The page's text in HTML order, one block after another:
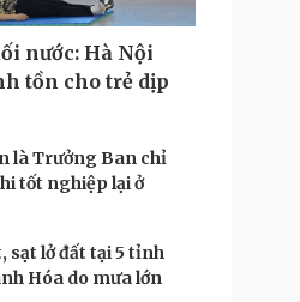
nước: Hà Nội
tồn cho trẻ dịp
là Trưởng Ban chỉ
tốt nghiệp lại ở
sạt lở đất tại 5 tỉnh
Hóa do mưa lớn